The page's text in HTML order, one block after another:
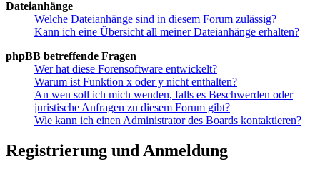
Dateianhänge
Welche Dateianhänge sind in diesem Forum zulässig?
Kann ich eine Übersicht all meiner Dateianhänge erhalten?
phpBB betreffende Fragen
Wer hat diese Forensoftware entwickelt?
Warum ist Funktion x oder y nicht enthalten?
An wen soll ich mich wenden, falls es Beschwerden oder
juristische Anfragen zu diesem Forum gibt?
Wie kann ich einen Administrator des Boards kontaktieren?
Registrierung und Anmeldung